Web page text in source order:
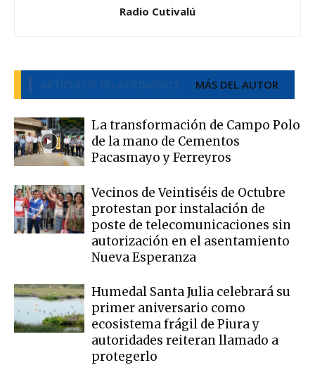
Radio Cutivalú
ARTÍCULOS RELACIONADOS MÁS DEL AUTOR
La transformación de Campo Polo
de la mano de Cementos
Pacasmayo y Ferreyros
Vecinos de Veintiséis de Octubre
protestan por instalación de
poste de telecomunicaciones sin
autorización en el asentamiento
Nueva Esperanza
Humedal Santa Julia celebrará su
primer aniversario como
ecosistema frágil de Piura y
autoridades reiteran llamado a
protegerlo